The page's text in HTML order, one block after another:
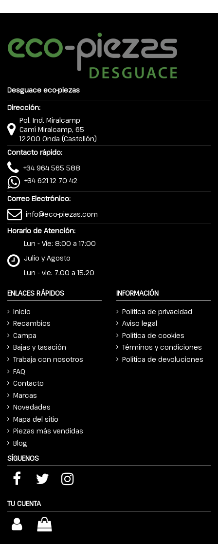
Desguace eco-piezas
Dirección:
Pol. Ind. Miralcamp
Camí Miralcamp, 65
12200 Onda (Castellón)
Contacto rápido:
+34 964 565 588
+34 621 12 70 42
Correo Electrónico:
info@eco-piezas.com
Horario de Atención:
Lun - Vie: 8:00 a 17:00
Julio y Agosto
Lun - vie: 7:00 a 15:20
ENLACES RÁPIDOS
Inicio
Recambios
Campa
Bajas y tasación
Trabaja con nosotros
FAQ
Contacto
Marcas
Novedades
Mapa del sitio
Piezas más vendidas
Blog
INFORMACIÓN
Política de privacidad
Aviso legal
Política de cookies
Términos y condiciones
Política de devoluciones
SÍGUENOS
TU CUENTA